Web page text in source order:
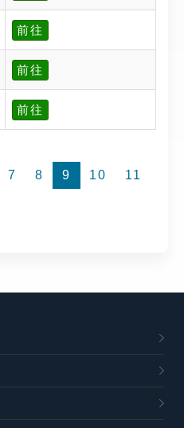
前往
前往
前往
7 8 9 10
11